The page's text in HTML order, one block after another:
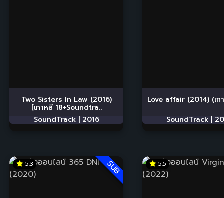
Two Sisters In Law (2016)
[เกาหลี 18+Soundtra..
SoundTrack | 2016
Love affair (2014) (เก
SoundTrack |
SUB
5.3 5.5